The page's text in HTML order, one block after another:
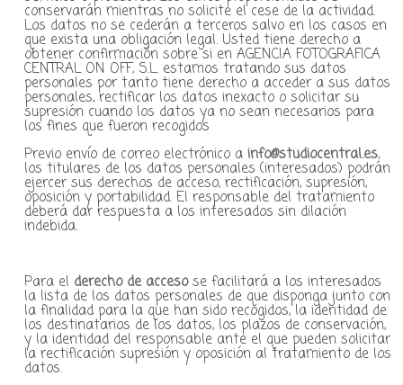
conservarán mientras no solicite el cese de la actividad.
Los datos no se cederán a terceros salvo en los casos en
que exista una obligación legal. Usted tiene derecho a
obtener confirmación sobre si en AGENCIA FOTOGRAFICA
CENTRAL ON OFF, S.L. estamos tratando sus datos
personales por tanto tiene derecho a acceder a sus datos
personales, rectificar los datos inexacto o solicitar su
supresión cuando los datos ya no sean necesarios para
los fines que fueron recogidos
Previo envío de correo electrónico a info@studiocentral.es,
los titulares de los datos personales (interesados) podrán
ejercer sus derechos de acceso, rectificación, supresión,
oposición y portabilidad. El responsable del tratamiento
deberá dar respuesta a los interesados sin dilación
indebida.
Para el derecho de accesose facilitará a los interesados
la lista de los datos personales de que disponga junto con
la finalidad para la que han sido recogidos, la identidad de
los destinatarios de los datos, los plazos de conservación,
y la identidad del responsable ante el que pueden solicitar
la rectificación supresión y oposición al tratamiento de los
datos.